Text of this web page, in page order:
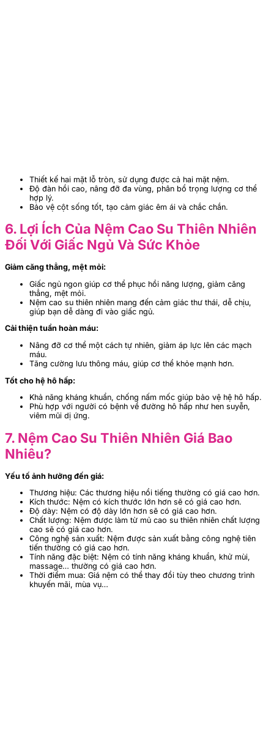
Thiết kế hai mặt lỗ tròn, sử dụng được cả hai mặt nệm.
Độ đàn hồi cao, nâng đỡ đa vùng, phân bổ trọng lượng cơ thể
hợp lý.
Bảo vệ cột sống tốt, tạo cảm giác êm ái và chắc chắn.
6. Lợi Ích Của Nệm Cao Su Thiên Nhiên
Đối Với Giấc Ngủ Và Sức Khỏe
Giảm căng thẳng, mệt mỏi:
Giấc ngủ ngon giúp cơ thể phục hồi năng lượng, giảm căng
thẳng, mệt mỏi.
Nệm cao su thiên nhiên mang đến cảm giác thư thái, dễ chịu,
giúp bạn dễ dàng đi vào giấc ngủ.
Cải thiện tuần hoàn máu:
Nâng đỡ cơ thể một cách tự nhiên, giảm áp lực lên các mạch
máu.
Tăng cường lưu thông máu, giúp cơ thể khỏe mạnh hơn.
Tốt cho hệ hô hấp:
Khả năng kháng khuẩn, chống nấm mốc giúp bảo vệ hệ hô hấp.
Phù hợp với người có bệnh về đường hô hấp như hen suyễn,
viêm mũi dị ứng.
7. Nệm Cao Su Thiên Nhiên Giá Bao
Nhiêu?
Yếu tố ảnh hưởng đến giá:
Thương hiệu: Các thương hiệu nổi tiếng thường có giá cao hơn.
Kích thước: Nệm có kích thước lớn hơn sẽ có giá cao hơn.
Độ dày: Nệm có độ dày lớn hơn sẽ có giá cao hơn.
Chất lượng: Nệm được làm từ mủ cao su thiên nhiên chất lượng
cao sẽ có giá cao hơn.
Công nghệ sản xuất: Nệm được sản xuất bằng công nghệ tiên
tiến thường có giá cao hơn.
Tính năng đặc biệt: Nệm có tính năng kháng khuẩn, khử mùi,
massage… thường có giá cao hơn.
Thời điểm mua: Giá nệm có thể thay đổi tùy theo chương trình
khuyến mãi, mùa vụ…